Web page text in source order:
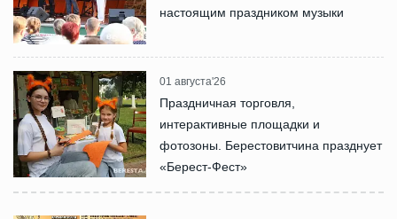
настоящим праздником музыки
01 августа'26
Праздничная торговля,
интерактивные площадки и
фотозоны. Берестовитчина празднует
«Берест-Фест»